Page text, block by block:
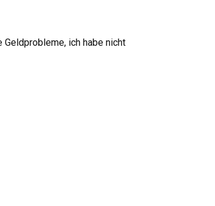
ich habe nicht